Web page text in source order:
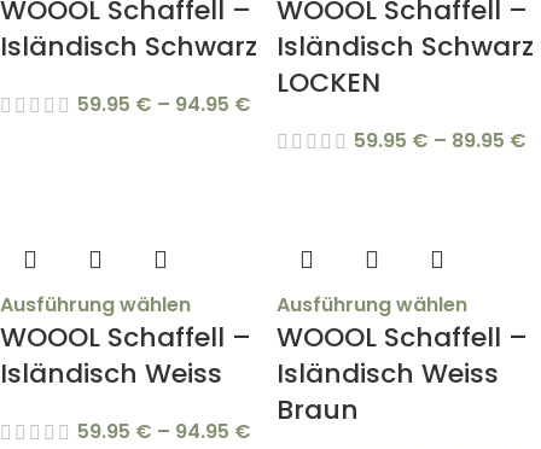
WOOOL Schaffell –
Isländisch Schwarz
59.95 € – 94.95 €
WOOOL Schaffell –
Isländisch Schwarz
LOCKEN
59.95 € – 89.95 €
Ausführung wählen
WOOOL Schaffell –
Isländisch Weiss
59.95 € – 94.95 €
Ausführung wählen
WOOOL Schaffell –
Isländisch Weiss
Braun